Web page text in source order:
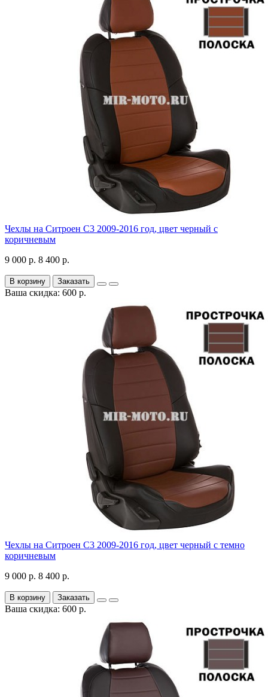
Чехлы на Ситроен С3 2009-2016 год, цвет черный с
коричневым
9 000 р. 8 400 р.
В корзину Заказать
Ваша скидка: 600 р.
Чехлы на Ситроен С3 2009-2016 год, цвет черный с темно
коричневым
9 000 р. 8 400 р.
В корзину Заказать
Ваша скидка: 600 р.